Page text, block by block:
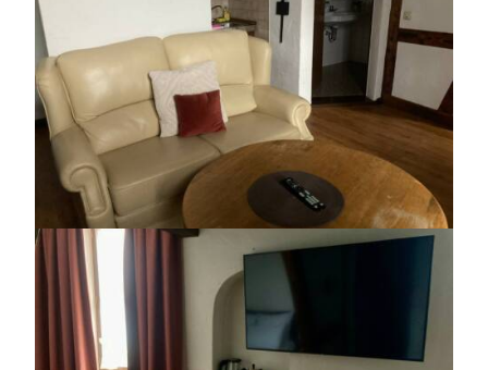
3.jpg
https://jedu.fi/wp-
content/uploads/2026/02/asunto-
1.jpg